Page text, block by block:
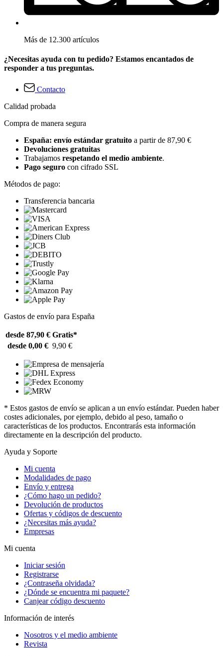
Más de 12.300 artículos
¿Necesitas ayuda con tu pedido? Estamos encantados de
responder a tus preguntas.
Contacto
Calidad probada
Compra de manera segura
España: envío estándar gratuito a partir de 87,90 €
Devoluciones gratuitas
Trabajamos respetando el medio ambiente.
Pago seguro con cifrado SSL
Métodos de pago:
Transferencia bancaria
Gastos de envío para España
desde 87,90 € Gratis*
desde 0,00 € 9,90 €
* Estos gastos de envío se aplican a un envío estándar. Pueden haber
costes adicionales, por ejemplo, debido al peso, tamaño o
características de los productos. Encontrarás esta información
directamente en la descripción del producto.
Ayuda y Soporte
Mi cuenta
Modalidades de pago
Envío y entrega
¿Cómo hago un pedido?
Devolución de productos
Ofertas y códigos de descuento
¿Necesitas más ayuda?
Empresas
Mi cuenta
Iniciar sesión
Registrarse
¿Contraseña olvidada?
¿Dónde se encuentra mi paquete?
Canjear código descuento
Información de interés
Nosotros y el medio ambiente
Revista